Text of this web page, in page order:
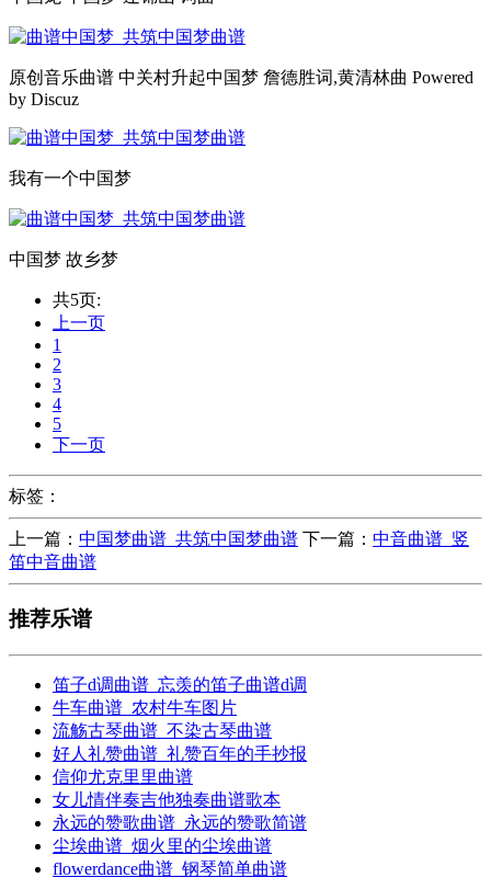
原创音乐曲谱 中关村升起中国梦 詹德胜词,黄清林曲 Powered
by Discuz
我有一个中国梦
中国梦 故乡梦
共5页:
上一页
1
2
3
4
5
下一页
标签：
上一篇： 中国梦曲谱_共筑中国梦曲谱 下一篇： 中音曲谱_竖
笛中音曲谱
推荐乐谱
笛子d调曲谱_忘羡的笛子曲谱d调
牛车曲谱_农村牛车图片
流觞古琴曲谱_不染古琴曲谱
好人礼赞曲谱_礼赞百年的手抄报
信仰尤克里里曲谱
女儿情伴奏吉他独奏曲谱歌本
永远的赞歌曲谱_永远的赞歌简谱
尘埃曲谱_烟火里的尘埃曲谱
flowerdance曲谱_钢琴简单曲谱